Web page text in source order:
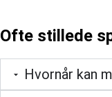
Ofte stillede
Hvornår kan